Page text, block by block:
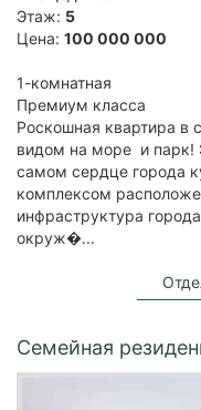
Этаж: 5
Цена: 100 000 000
1-комнатная
Премиум класса
Роскошная квартира в
видом на море и парк!
самом сердце города
комплексом
инфраструктура
окруж�...
Семейная